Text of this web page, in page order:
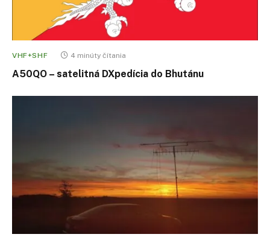
VHF+SHF 4 minúty čítania
A50QO – satelitná DXpedícia do Bhutánu